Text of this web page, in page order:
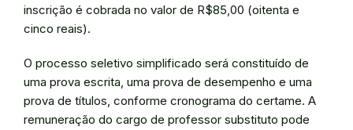
inscrição é cobrada no valor de R$85,00 (oitenta e
cinco reais).
O processo seletivo simplificado será constituído de
uma prova escrita, uma prova de desempenho e uma
prova de títulos, conforme cronograma do certame. A
remuneração do cargo de professor substituto pode